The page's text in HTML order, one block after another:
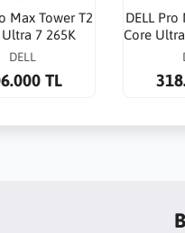
Max Tower T2
7 265K
32G 1TB SSD
DELL
TL
DELL Pro
Core
64G 1TB